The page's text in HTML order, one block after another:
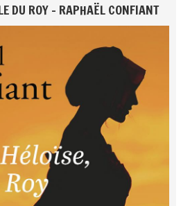
DU ROY - RAPHAËL CONFIANT